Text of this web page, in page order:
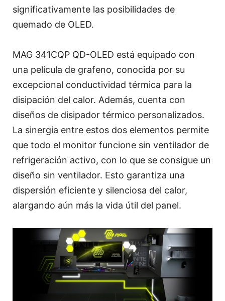
significativamente las posibilidades de
quemado de OLED.
MAG 341CQP QD-OLED está equipado con
una película de grafeno, conocida por su
excepcional conductividad térmica para la
disipación del calor. Además, cuenta con
diseños de disipador térmico personalizados.
La sinergia entre estos dos elementos permite
que todo el monitor funcione sin ventilador de
refrigeración activo, con lo que se consigue un
diseño sin ventilador. Esto garantiza una
dispersión eficiente y silenciosa del calor,
alargando aún más la vida útil del panel.